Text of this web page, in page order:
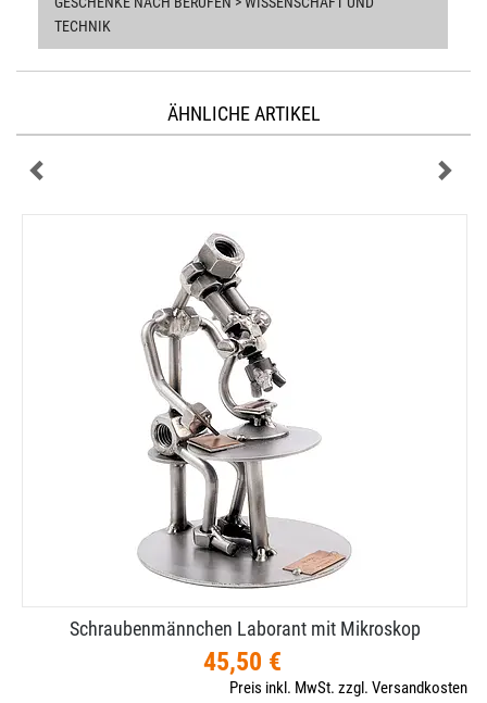
TECHNIK
ÄHNLICHE ARTIKEL
Schraubenmännchen Laborant mit Mikroskop
45,50 €
Preis inkl. MwSt. zzgl. Versandkosten